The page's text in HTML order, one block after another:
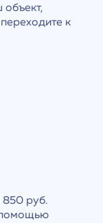
объект,
к
850 руб.
помощью